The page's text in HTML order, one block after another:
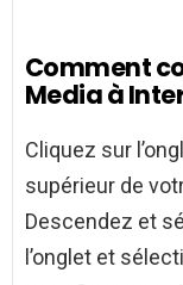
Comment
Media à
Cliquez sur
supérieur de
Descendez et
l’onglet et